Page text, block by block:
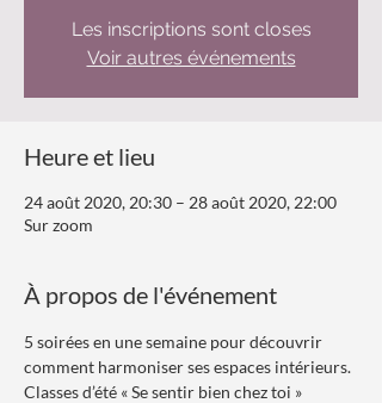
Les inscriptions sont closes
Voir autres événements
Heure et lieu
24 août 2020, 20:30 – 28 août 2020, 22:00
Sur zoom
À propos de l'événement
5 soirées en une semaine pour découvrir
comment harmoniser ses espaces intérieurs.
Classes d’été « Se sentir bien chez toi »